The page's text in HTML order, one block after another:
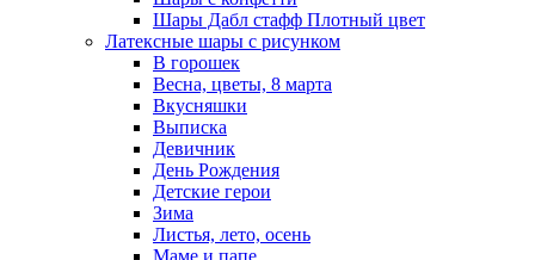
Шары Дабл стафф Плотный цвет
Латексные шары с рисунком
В горошек
Весна, цветы, 8 марта
Вкусняшки
Выписка
Девичник
День Рождения
Детские герои
Зима
Листья, лето, осень
Маме и папе